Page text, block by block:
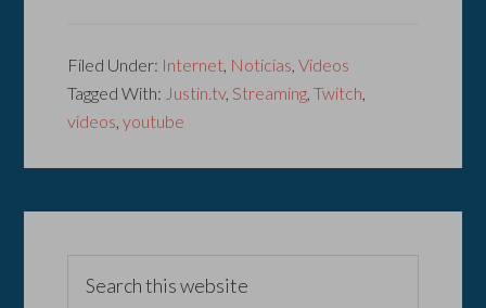
Filed Under: Internet Noticias ,Videos
Tagged With: Justin.tv, Streaming ,Twitch
videos ,youtube